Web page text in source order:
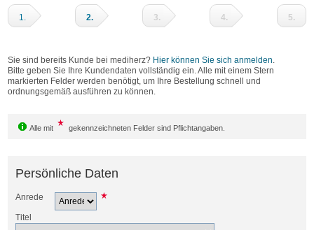
1. 2. 3. 4.
und
Bestellen
5.
Sie sind bereits Kunde bei mediherz? Hier können Sie sich anmelden.
Bitte geben Sie Ihre Kundendaten vollständig ein. Alle mit einem Stern
markierten Felder werden benötigt, um Ihre Bestellung schnell und
ordnungsgemäß ausführen zu können.
Alle mit gekennzeichneten Felder sind Pflichtangaben.
Persönliche Daten
Anrede
Titel